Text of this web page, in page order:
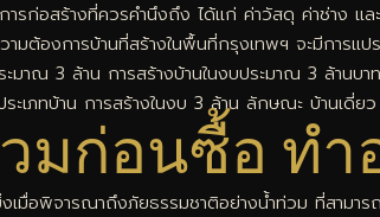
รก่อสร้างที่ควรคำนึงถึง ได้แก่ ค่าวัสดุ ค่าช่าง แล
ามต้องการบ้านที่สร้างในพื้นที่กรุงเทพฯ จะมีกา
มาณ 3 ล้าน การสร้างบ้านในงบประมาณ 3 ล้านบ
ะเภทบ้าน การสร้างในงบ 3 ล้าน ลักษณะ บ้านเดี่
ก่อนซื้อ ทำ
งเมื่อพิจารณาถึงภัยธรรมชาติอย่างน้ำท่วม ที่สา